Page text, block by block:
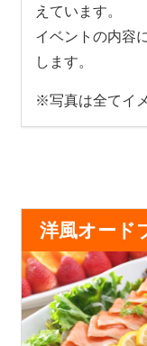
えています。
イベントの内容
します。
※写真は全てイ
洋風オード